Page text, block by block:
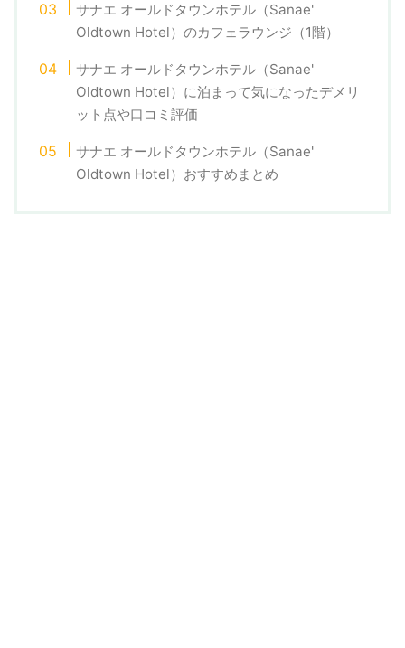
サナエ オールドタウンホテル（Sanae'
Oldtown Hotel）のカフェラウンジ（1階）
サナエ オールドタウンホテル（Sanae'
Oldtown Hotel）に泊まって気になったデメリ
ット点や口コミ評価
サナエ オールドタウンホテル（Sanae'
Oldtown Hotel）おすすめまとめ